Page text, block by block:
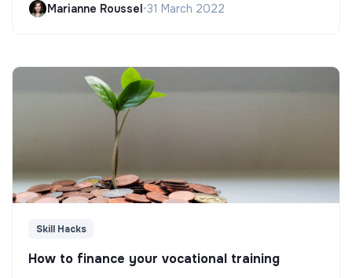
Marianne Roussel•31 March 2022
Skill Hacks
How to finance your vocational training